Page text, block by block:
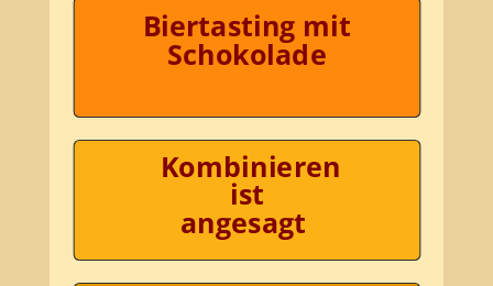
Biertasting mit
Schokolade
Kombinieren
ist
angesagt